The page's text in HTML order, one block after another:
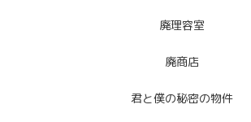
廃理容室
廃商店
君と僕の秘密の物件